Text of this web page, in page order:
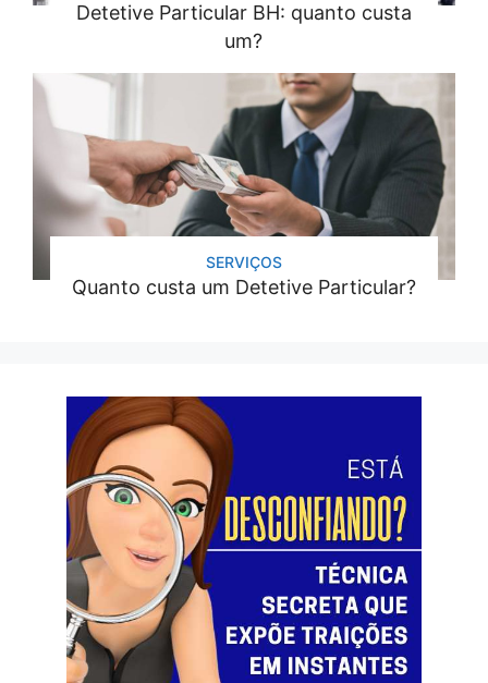
Detetive Particular BH: quanto custa
um?
SERVIÇOS
Quanto custa um Detetive Particular?